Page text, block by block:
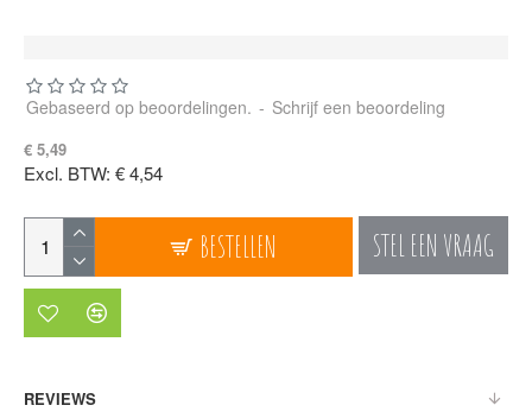
Gebaseerd op beoordelingen. - Schrijf een beoordeling
€ 5,49
Excl. BTW: € 4,54
BESTELLEN STEL EEN VRAAG
REVIEWS